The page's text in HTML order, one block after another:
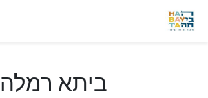
ביתא רמלה